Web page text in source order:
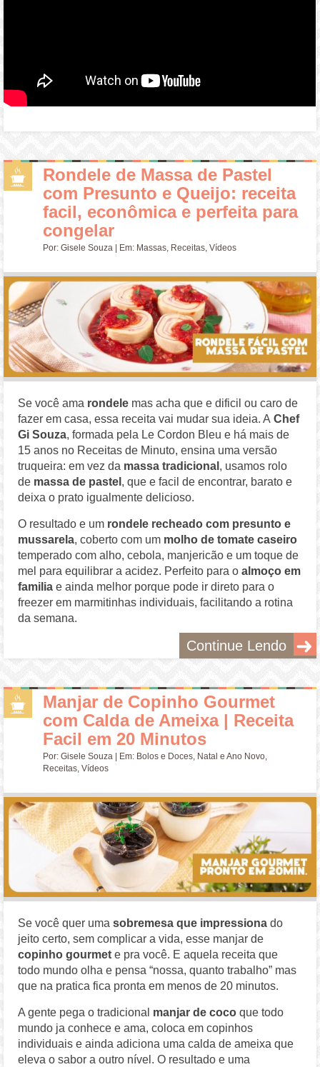
Rondele de Massa de Pastel
com Presunto e Queijo: receita
facil, econômica e perfeita para
congelar
Por:Gisele Souza | Em: Massas, Receitas,Vídeos
Se você ama rondele mas acha que e dificil ou caro de
fazer em casa, essa receita vai mudar sua ideia. A Chef
Gi Souza, formada pela Le Cordon Bleu e há mais de
15 anos no Receitas de Minuto, ensina uma versão
truqueira: em vez da massa tradicional , usamos rolo
de massa de pastel , que e facil de encontrar, barato e
deixa o prato igualmente delicioso.
O resultado e um rondele recheado com presunto e
mussarela, coberto com um molho de tomate caseiro
temperado com alho, cebola, manjericão e um toque de
mel para equilibrar a acidez. Perfeito para oalmoço em
familia e ainda melhor porque pode ir direto para o
freezer em marmitinhas individuais, facilitando a rotina
da semana.
Continue Lendo
Manjar de Copinho Gourmet
com Calda de Ameixa | Receita
Facil em 20 Minutos
Por:Gisele Souza | Em: Bolos e Doces Natal e Ano Novo
Receitas ,Vídeos
Se você quer umasobremesa que impressiona do
jeito certo, sem complicar a vida, esse manjar de
copinho gourmet e pra você. E aquela receita que
todo mundo olha e pensa “nossa, quanto trabalho” mas
que na pratica fica pronta em menos de 20 minutos.
A gente pega o tradicional manjar de coco que todo
mundo ja conhece e ama, coloca em copinhos
individuais e ainda adiciona uma calda de ameixa que
eleva o sabor a outro nível. O resultado e uma